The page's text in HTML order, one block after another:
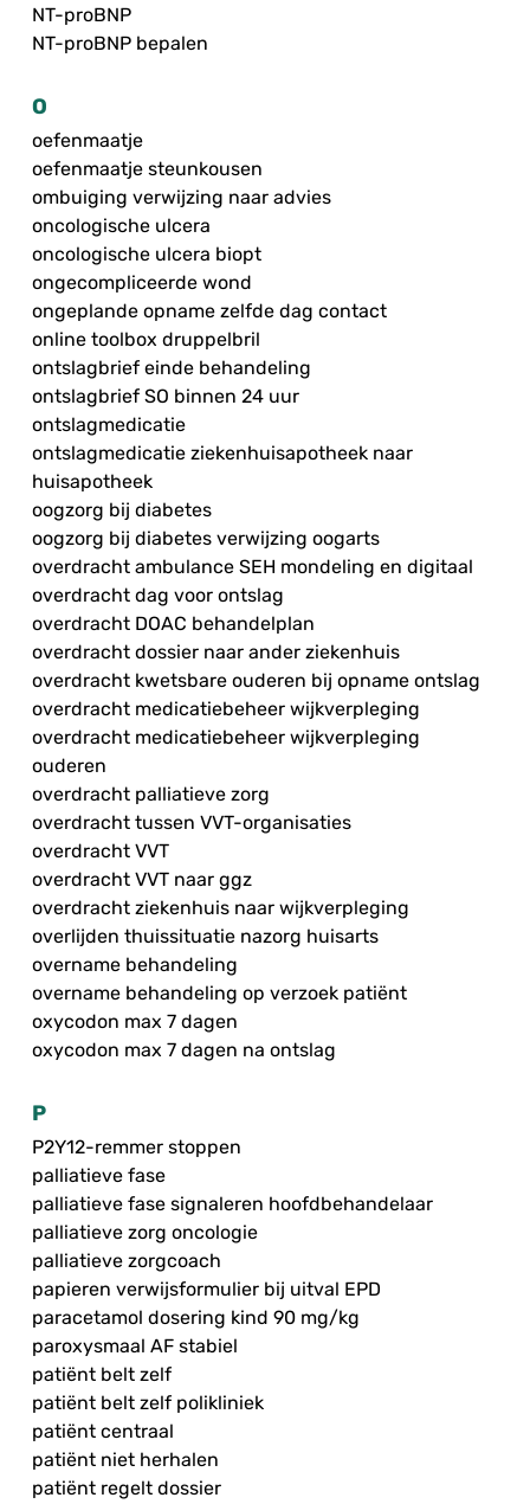
NT-proBNP
NT-proBNP bepalen
O
oefenmaatje
oefenmaatje steunkousen
ombuiging verwijzing naar advies
oncologische ulcera
oncologische ulcera biopt
ongecompliceerde wond
ongeplande opname zelfde dag contact
online toolbox druppelbril
ontslagbrief einde behandeling
ontslagbrief SO binnen 24 uur
ontslagmedicatie
ontslagmedicatie ziekenhuisapotheek naar
huisapotheek
oogzorg bij diabetes
oogzorg bij diabetes verwijzing oogarts
overdracht ambulance SEH mondeling en digitaal
overdracht dag voor ontslag
overdracht DOAC behandelplan
overdracht dossier naar ander ziekenhuis
overdracht kwetsbare ouderen bij opname ontslag
overdracht medicatiebeheer wijkverpleging
overdracht medicatiebeheer wijkverpleging
ouderen
overdracht palliatieve zorg
overdracht tussen VVT-organisaties
overdracht VVT
overdracht VVT naar ggz
overdracht ziekenhuis naar wijkverpleging
overlijden thuissituatie nazorg huisarts
overname behandeling
overname behandeling op verzoek patiënt
oxycodon max 7 dagen
oxycodon max 7 dagen na ontslag
P
P2Y12-remmer stoppen
palliatieve fase
palliatieve fase signaleren hoofdbehandelaar
palliatieve zorg oncologie
palliatieve zorgcoach
papieren verwijsformulier bij uitval EPD
paracetamol dosering kind 90 mg/kg
paroxysmaal AF stabiel
patiënt belt zelf
patiënt belt zelf polikliniek
patiënt centraal
patiënt niet herhalen
patiënt regelt dossier